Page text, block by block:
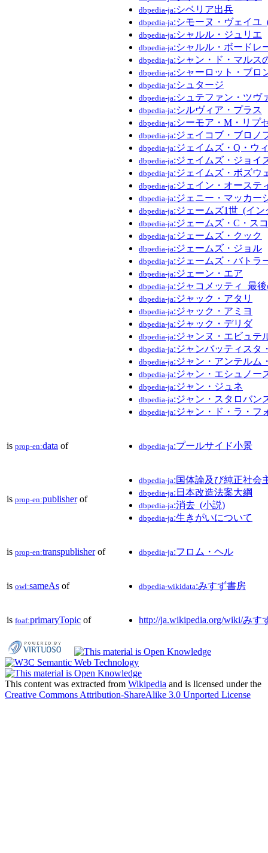
dbpedia-ja:シベリア出兵
dbpedia-ja:シモーヌ・ヴェイユ
dbpedia-ja:シャルル・ジュリエ
dbpedia-ja:シャルル・ボードレ
dbpedia-ja:シャン・ド・マルス
dbpedia-ja:シャーロット・ブロ
dbpedia-ja:シュタージ
dbpedia-ja:シュテファン・ツヴ
dbpedia-ja:シルヴィア・プラス
dbpedia-ja:シーモア・M・リプ
dbpedia-ja:ジェイコブ・ブロノ
dbpedia-ja:ジェイムズ・Q・ウ
dbpedia-ja:ジェイムズ・ジョイ
dbpedia-ja:ジェイムズ・ボズウ
dbpedia-ja:ジェイン・オーステ
dbpedia-ja:ジェニー・マッカー
dbpedia-ja:ジェームズ1世_(イ
dbpedia-ja:ジェームズ・C・ス
dbpedia-ja:ジェームズ・クック
dbpedia-ja:ジェームズ・ジョル
dbpedia-ja:ジェームズ・バトラ
dbpedia-ja:ジェーン・エア
dbpedia-ja:ジャコメッティ_最
dbpedia-ja:ジャック・アタリ
dbpedia-ja:ジャック・アミヨ
dbpedia-ja:ジャック・デリダ
dbpedia-ja:ジャンヌ・エビュテ
dbpedia-ja:ジャンバッティスタ
dbpedia-ja:ジャン・アンテルム
dbpedia-ja:ジャン・エシュノー
dbpedia-ja:ジャン・ジュネ
dbpedia-ja:ジャン・スタロバン
dbpedia-ja:ジャン・ド・ラ・フ
is prop-en:data of dbpedia-ja:プールサイド小景
is prop-en:publisherof
dbpedia-ja:国体論及び純正社会
dbpedia-ja:日本改造法案大綱
dbpedia-ja:消去_(小説)
dbpedia-ja:生きがいについて
is prop-en:transpublisherof dbpedia-ja:フロム・ヘル
is owl:sameAs of dbpedia-wikidata:みすず書房
is foaf:primaryTopic of http://ja.wikipedia.org/wiki/みす
This content was extracted from Wikipedia and is licensed under the
Creative Commons Attribution-ShareAlike 3.0 Unported License